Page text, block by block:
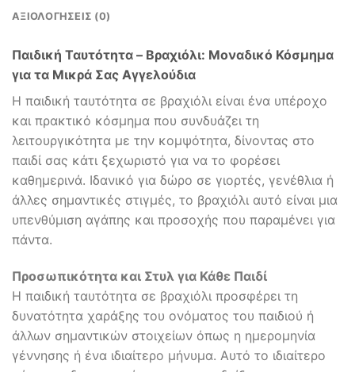
ΑΞΙΟΛΟΓΉΣΕΙΣ (0)
Παιδική Ταυτότητα – Βραχιόλι: Μοναδικό Κόσμημα
για τα Μικρά Σας Αγγελούδια
Η παιδική ταυτότητα σε βραχιόλι είναι ένα υπέροχο
και πρακτικό κόσμημα που συνδυάζει τη
λειτουργικότητα με την κομψότητα, δίνοντας στο
παιδί σας κάτι ξεχωριστό για να το φορέσει
καθημερινά. Ιδανικό για δώρο σε γιορτές, γενέθλια ή
άλλες σημαντικές στιγμές, το βραχιόλι αυτό είναι μια
υπενθύμιση αγάπης και προσοχής που παραμένει για
πάντα.
Προσωπικότητα και Στυλ για Κάθε Παιδί
Η παιδική ταυτότητα σε βραχιόλι προσφέρει τη
δυνατότητα χαράξης του ονόματος του παιδιού ή
άλλων σημαντικών στοιχείων όπως η ημερομηνία
γέννησης ή ένα ιδιαίτερο μήνυμα. Αυτό το ιδιαίτερο